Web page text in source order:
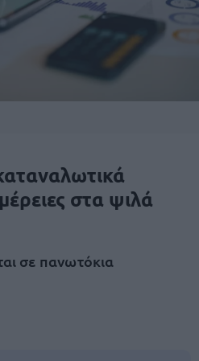
στα ψιλά
σε πανωτόκια